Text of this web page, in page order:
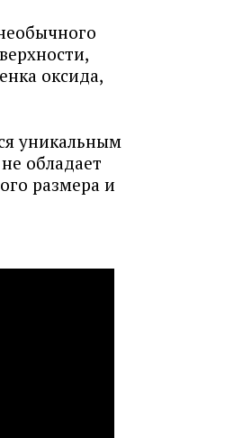
оксида,
уникальным
обладает
размера и